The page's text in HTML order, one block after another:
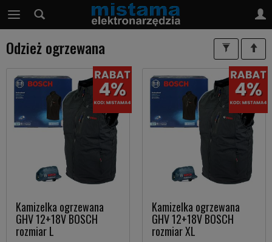
Odzież ogrzewana
Kamizelka ogrzewana
GHV 12+18V BOSCH
rozmiar L
Kamizelka ogrzewana
GHV 12+18V BOSCH
rozmiar XL